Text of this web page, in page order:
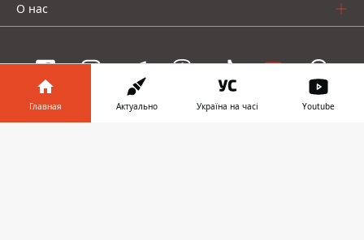
О нас
Главная Актуально Україна на часі Youtube